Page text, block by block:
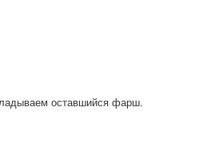
оставшийся фарш.